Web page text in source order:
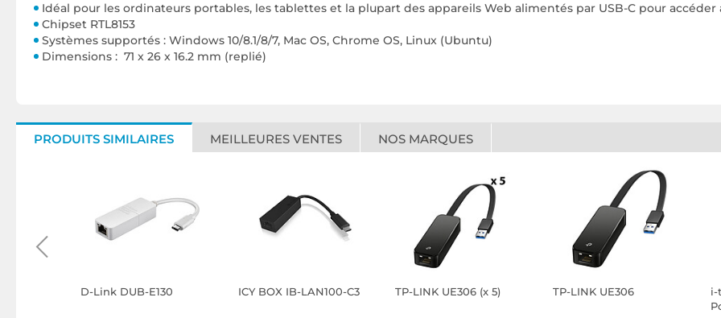
Idéal pour les ordinateurs portables, les tablettes et la plupart des appareils Web alimentés par USB-C pour accéder
Chipset RTL8153
Systèmes supportés : Windows 10/8.1/8/7, Mac OS, Chrome OS, Linux (Ubuntu)
Dimensions : 71 x 26 x 16.2 mm (replié)
PRODUITS SIMILAIRES MEILLEURES VENTES NOS MARQUES
D-Link DUB-E130 ICY BOX IB-LAN100-C3 TP-LINK UE306 (x 5) TP-LINK UE306
i-